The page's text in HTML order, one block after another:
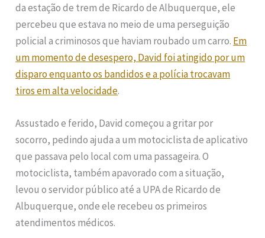
da estação de trem de Ricardo de Albuquerque, ele
percebeu que estava no meio de uma perseguição
policial a criminosos que haviam roubado um carro. Em
um momento de desespero, David foi atingido por um
disparo enquanto os bandidos e a polícia trocavam
tiros em alta velocidade.
Assustado e ferido, David começou a gritar por
socorro, pedindo ajuda a um motociclista de aplicativo
que passava pelo local com uma passageira. O
motociclista, também apavorado com a situação,
levou o servidor público até a UPA de Ricardo de
Albuquerque, onde ele recebeu os primeiros
atendimentos médicos.